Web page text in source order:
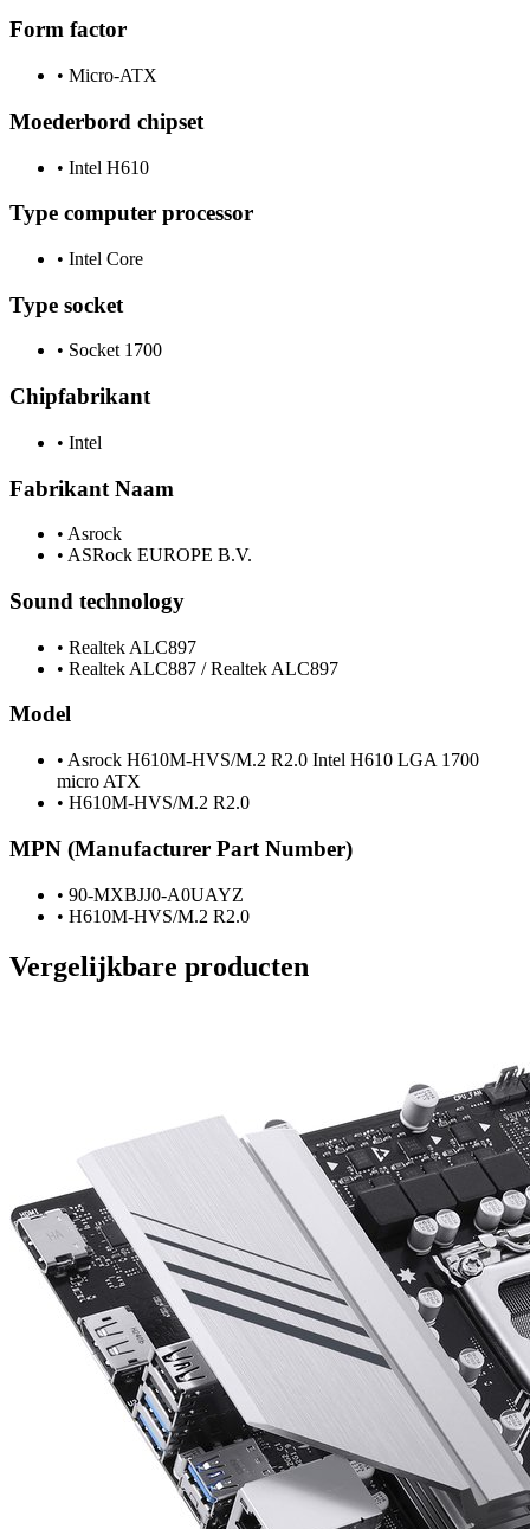
Form factor
• Micro-ATX
Moederbord chipset
• Intel H610
Type computer processor
• Intel Core
Type socket
• Socket 1700
Chipfabrikant
• Intel
Fabrikant Naam
• Asrock
• ASRock EUROPE B.V.
Sound technology
• Realtek ALC897
• Realtek ALC887 / Realtek ALC897
Model
• Asrock H610M-HVS/M.2 R2.0 Intel H610 LGA 1700
micro ATX
• H610M-HVS/M.2 R2.0
MPN (Manufacturer Part Number)
• 90-MXBJJ0-A0UAYZ
• H610M-HVS/M.2 R2.0
Vergelijkbare producten